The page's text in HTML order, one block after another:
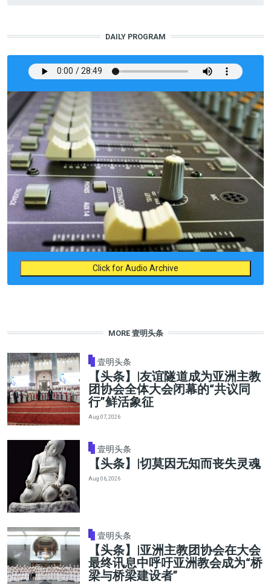
DAILY PROGRAM
Click for Audio Archive
MORE 壹明头条
壹明头条
【头条】|友谊隧道成为亚洲主教
团协会全体大会闭幕的“共议同
行”鲜活象征
Aug 07, 2026
壹明头条
【头条】|切莫因无知而丧失灵魂
Aug 06, 2026
壹明头条
【头条】|亚洲主教团协会在大会
最终讯息中呼吁亚洲教会成为“桥
梁与桥梁建设者”